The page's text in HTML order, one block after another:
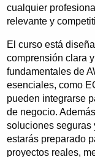
cualquier
relevante y
El curso está
comprensión clara
fundamentales de
esenciales, como
pueden integrarse
de negocio.
soluciones seguras
estarás preparado
proyectos reales,